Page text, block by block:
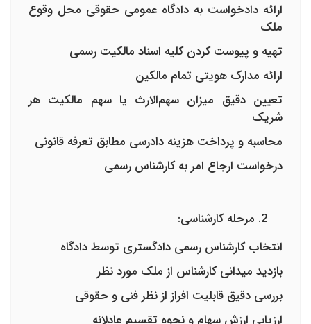
ارائه دادخواست به دادگاه عمومی حقوقی محل وقوع
ملک
تهیه و پیوست کردن کلیه اسناد مالکیت رسمی
ارائه مدارک هویتی تمام مالکین
تعیین دقیق میزان سهم‌الارث یا سهم مالکیت هر
شریک
محاسبه و پرداخت هزینه دادرسی مطابق تعرفه قانونی
درخواست ارجاع امر به کارشناس رسمی
مرحله کارشناسی:
انتخاب کارشناس رسمی دادگستری توسط دادگاه
بازدید میدانی کارشناس از ملک مورد نظر
بررسی دقیق قابلیت افراز از نظر فنی و حقوقی
ارزیابی ارزش سهام و نحوه تقسیم عادلانه